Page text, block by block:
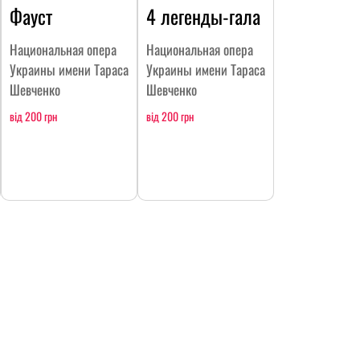
Фауст
Национальная опера
Украины имени Тараса
Шевченко
від 200 грн
4 легенды-гала
Национальная опера
Украины имени Тараса
Шевченко
від 200 грн